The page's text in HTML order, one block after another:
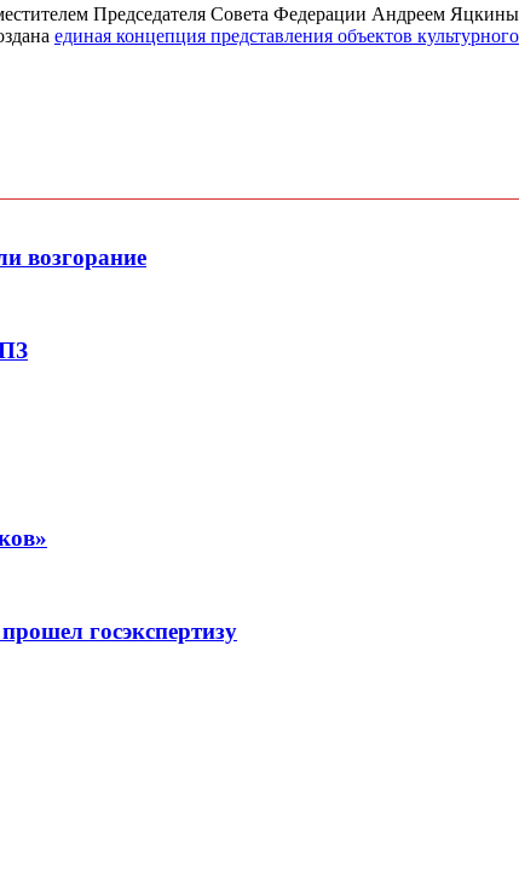
Председателя Совета Федерации Андреем
единая концепция представления объектов
возгорание
госэкспертизу